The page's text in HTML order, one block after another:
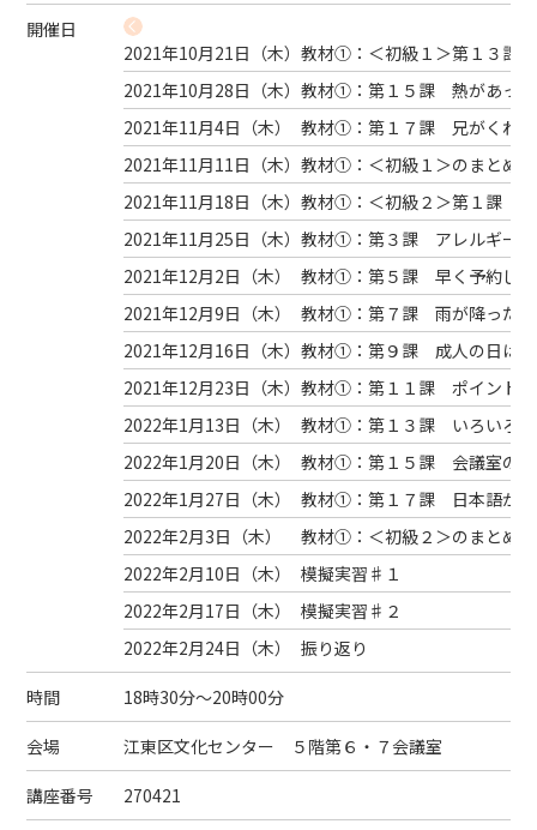
開催日
2021年10月21日（木）教材①：＜初級１＞第１３課
2021年10月28日（木）教材①：第１５課 熱があっ
2021年11月4日（木）
教材①：第１７課 兄がくれ
2021年11月11日（木）教材①：＜初級１＞のまと
2021年11月18日（木）教材①：＜初級２＞第１課
2021年11月25日（木）教材①：第３課 アレルギー
2021年12月2日（木）
教材①：第５課 早く予約し
2021年12月9日（木）
教材①：第７課 雨が降った
2021年12月16日（木）教材①：第９課 成人の日は
2021年12月23日（木）教材①：第１１課 ポイント
2022年1月13日（木）
教材①：第１３課 いろいろな
2022年1月20日（木）
教材①：第１５課 会議室の
2022年1月27日（木）
教材①：第１７課 日本語が
2022年2月3日（木）
教材①：＜初級２＞のまと
2022年2月10日（木）
模擬実習♯１
2022年2月17日（木）
模擬実習♯２
2022年2月24日（木） 振り返り
時間 18時30分～20時00分
会場 江東区文化センター ５階第６・７会議室
講座番号 270421